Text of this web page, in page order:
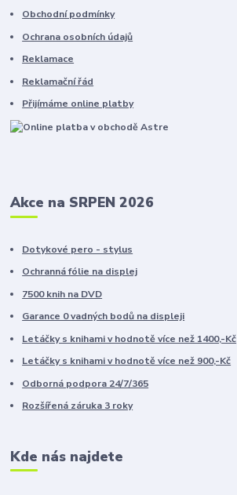
Obchodní podmínky
Ochrana osobních údajů
Reklamace
Reklamační řád
Přijímáme online platby
Akce na SRPEN 2026
Dotykové pero - stylus
Ochranná fólie na displej
7500 knih na DVD
Garance 0 vadných bodů na displeji
Letáčky s knihami v hodnotě více než 1400,-Kč
Letáčky s knihami v hodnotě více než 900,-Kč
Odborná podpora 24/7/365
Rozšířená záruka 3 roky
Kde nás najdete